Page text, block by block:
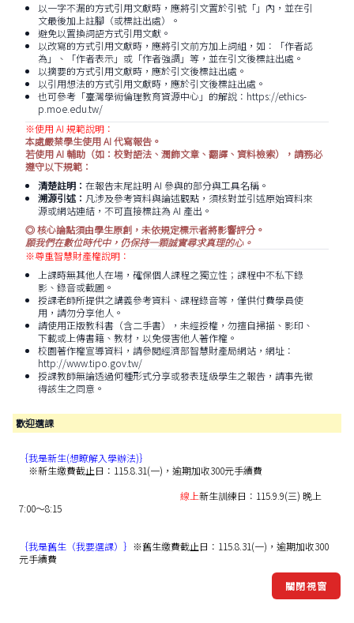
以一字不漏的方式引用文獻時，應將引文置於引號「」內，並在引
文最後加上註腳（或標註出處）。
避免以置換詞語方式引用文獻。
以改寫的方式引用文獻時，應將引文前方加上詞組，如：「作者認
為」、「作者表示」或「作者強調」等，並在引文後標註出處。
以摘要的方式引用文獻時，應於引文後標註出處。
以引用想法的方式引用文獻時，應於引文後標註出處。
也可參考「臺灣學術倫理教育資源中心」的解說： https://ethics-
p.moe.edu.tw/
※使用 AI 規範說明：
本處嚴禁學生使用 AI 代寫報告。
若使用 AI 輔助（如：校對語法、潤飾文章、翻譯、資料檢索），請務必
遵守以下規範：
清楚註明： 在報告末尾註明 AI 參與的部分與工具名稱。
溯源引述： 凡涉及參考資料與論述觀點，須核對並引述原始資料來
源或網站連結，不可直接標註為 AI 產出。
◎ 核心論點須由學生原創，未依規定標示者將影響評分。
願我們在數位時代中，仍保持一顆誠實尋求真理的心。
※尊重智慧財產權說明：
上課時無其他人在場，確保個人課程之獨立性；課程中不私下錄
影、錄音或截圖。
授課老師所提供之講義參考資料、課程錄音等，僅供付費學員使
用，請勿分享他人。
請使用正版教科書（含二手書），未經授權，勿擅自掃描、影印、
下載或上傳書籍、教材，以免侵害他人著作權。
校園著作權宣導資料，請參閱經濟部智慧財產局網站，網址：
http://www.tipo.gov.tw/
授課教師無論透過何種形式分享或發表班級學生之報告，請事先徵
得該生之同意。
歡迎選課
｛我是新生(想瞭解入學辦法)｝
※新生繳費截止日：115.8.31(一)，逾期加收300元手續費
線上新生訓練日：115.9.9(三) 晚上
7:00～8:15
｛我是舊生（我要選課）｝ ※舊生繳費截止日：115.8.31(一)，逾期加收300
元手續費
關閉視窗